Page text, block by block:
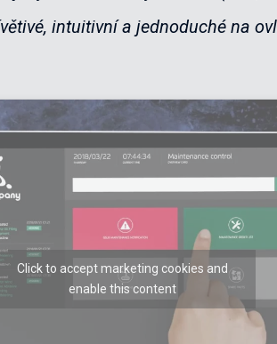
intuitivní a jednoduché na
Click to accept marketing cookies and
enable this content